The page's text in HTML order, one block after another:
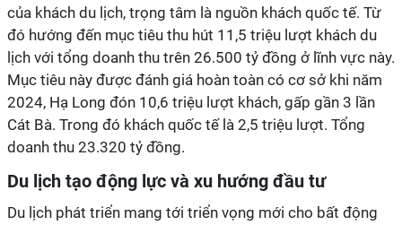
của khách du lịch, trọng tâm là nguồn khách quốc tế. Từ
đó hướng đến mục tiêu thu hút 11,5 triệu lượt khách du
lịch với tổng doanh thu trên 26.500 tỷ đồng ở lĩnh vực này.
Mục tiêu này được đánh giá hoàn toàn có cơ sở khi năm
2024, Hạ Long đón 10,6 triệu lượt khách, gấp gần 3 lần
Cát Bà. Trong đó khách quốc tế là 2,5 triệu lượt. Tổng
doanh thu 23.320 tỷ đồng.
Du lịch tạo động lực và xu hướng đầu tư
Du lịch phát triển mang tới triển vọng mới cho bất động